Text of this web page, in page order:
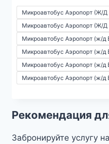
Микроавтобус Аэропорт (Ж/Д
Микроавтобус Аэропорт (Ж/Д
Микроавтобус Аэропорт (ж/д
Микроавтобус Аэропорт (ж/д
Микроавтобус Аэропорт (ж/д
Микроавтобус Аэропорт (ж/д
Рекомендация
Забронируйте услугу